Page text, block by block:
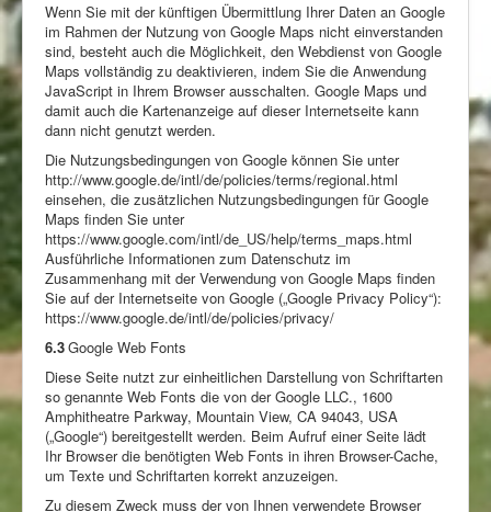
Wenn Sie mit der künftigen Übermittlung Ihrer Daten an Google
im Rahmen der Nutzung von Google Maps nicht einverstanden
sind, besteht auch die Möglichkeit, den Webdienst von Google
Maps vollständig zu deaktivieren, indem Sie die Anwendung
JavaScript in Ihrem Browser ausschalten. Google Maps und
damit auch die Kartenanzeige auf dieser Internetseite kann
dann nicht genutzt werden.
Die Nutzungsbedingungen von Google können Sie unter
http://www.google.de/intl/de/policies/terms/regional.html
einsehen, die zusätzlichen Nutzungsbedingungen für Google
Maps finden Sie unter
https://www.google.com/intl/de_US/help/terms_maps.html
Ausführliche Informationen zum Datenschutz im
Zusammenhang mit der Verwendung von Google Maps finden
Sie auf der Internetseite von Google („Google Privacy Policy“):
https://www.google.de/intl/de/policies/privacy/
6.3Google Web Fonts
Diese Seite nutzt zur einheitlichen Darstellung von Schriftarten
so genannte Web Fonts die von der Google LLC., 1600
Amphitheatre Parkway, Mountain View, CA 94043, USA
(„Google“) bereitgestellt werden. Beim Aufruf einer Seite lädt
Ihr Browser die benötigten Web Fonts in ihren Browser-Cache,
um Texte und Schriftarten korrekt anzuzeigen.
Zu diesem Zweck muss der von Ihnen verwendete Browser